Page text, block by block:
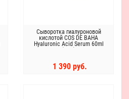
Сыворотка гиалуроновой
кислотой COS DE BAHA
Hyaluronic Acid Serum 60ml
1 390 руб.